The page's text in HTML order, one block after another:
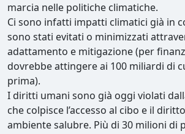
marcia nelle politiche climatiche.
Ci sono infatti impatti climatici già in
sono stati evitati o minimizzati
adattamento e mitigazione (per
dovrebbe attingere ai 100 miliardi di
prima).
I diritti umani sono già oggi violati
che colpisce l’accesso al cibo e il
ambiente salubre. Più di 30 milioni di